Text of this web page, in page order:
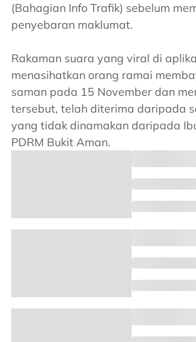
(Bahagian Info Trafik) sebelum
penyebaran maklumat.
Rakaman suara yang viral di
menasihatkan orang ramai
saman pada 15 November dan
tersebut, telah diterima daripada
yang tidak dinamakan daripada
PDRM Bukit Aman.